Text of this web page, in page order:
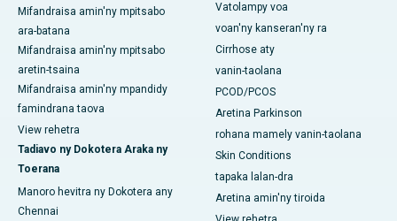
Mifandraisa amin'ny mpitsabo
ara-batana
Mifandraisa amin'ny mpitsabo
aretin-tsaina
Mifandraisa amin'ny mpandidy
famindrana taova
View rehetra
Tadiavo ny Dokotera Araka ny
Toerana
Manoro hevitra ny Dokotera any
Chennai
Vatolampy voa
voan'ny kanseran'ny ra
Cirrhose aty
vanin-taolana
PCOD/PCOS
Aretina Parkinson
rohana mamely vanin-taolana
Skin Conditions
tapaka lalan-dra
Aretina amin'ny tiroida